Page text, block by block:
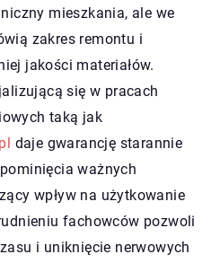
mieszkania, ale we
zakres remontu i
jakości materiałów.
się w pracach
taką jak
daje gwarancję starannie
ważnych
wpływ na użytkowanie
fachowców pozwoli
i uniknięcie nerwowych